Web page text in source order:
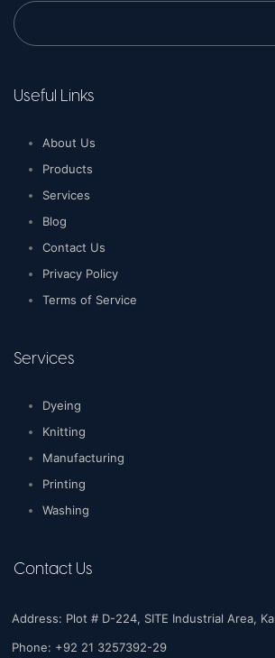
Useful Links
About Us
Products
Services
Blog
Contact Us
Privacy Policy
Terms of Service
Services
Dyeing
Knitting
Manufacturing
Printing
Washing
Contact Us
Address: Plot # D-224, SITE Industrial Area,
Phone: +92 21 3257392-29